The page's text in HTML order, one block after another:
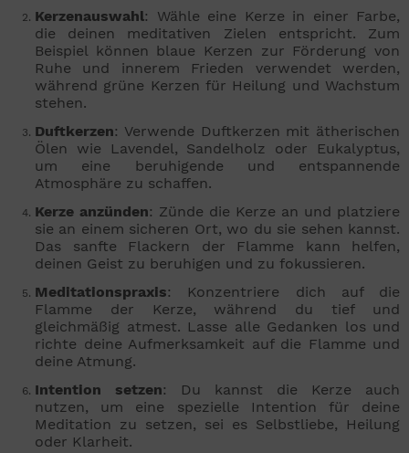
Kerzenauswahl: Wähle eine Kerze in einer Farbe,
die deinen meditativen Zielen entspricht. Zum
Beispiel können blaue Kerzen zur Förderung von
Ruhe und innerem Frieden verwendet werden,
während grüne Kerzen für Heilung und Wachstum
stehen.
Duftkerzen: Verwende Duftkerzen mit ätherischen
Ölen wie Lavendel, Sandelholz oder Eukalyptus,
um eine beruhigende und entspannende
Atmosphäre zu schaffen.
Kerze anzünden: Zünde die Kerze an und platziere
sie an einem sicheren Ort, wo du sie sehen kannst.
Das sanfte Flackern der Flamme kann helfen,
deinen Geist zu beruhigen und zu fokussieren.
Meditationspraxis: Konzentriere dich auf die
Flamme der Kerze, während du tief und
gleichmäßig atmest. Lasse alle Gedanken los und
richte deine Aufmerksamkeit auf die Flamme und
deine Atmung.
Intention setzen: Du kannst die Kerze auch
nutzen, um eine spezielle Intention für deine
Meditation zu setzen, sei es Selbstliebe, Heilung
oder Klarheit.